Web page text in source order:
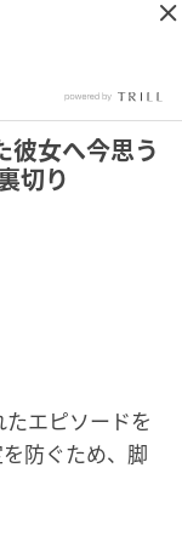
彼女へ今思う
切り
エピソードを
防ぐため、脚